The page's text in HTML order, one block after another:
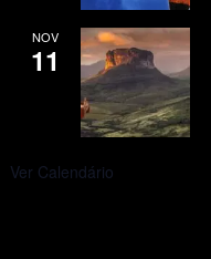
NOV
11
Ver Calendário